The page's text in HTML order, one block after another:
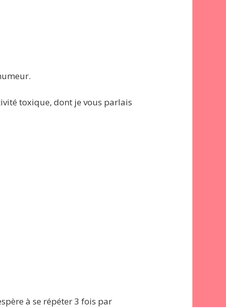
toxique, dont je vous parlais
à se répéter 3 fois par